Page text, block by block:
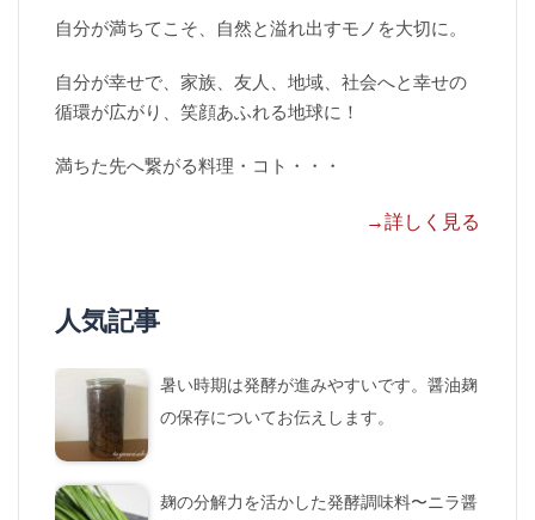
自分が満ちてこそ、自然と溢れ出すモノを大切に。
自分が幸せで、家族、友人、地域、社会へと幸せの
循環が広がり、笑顔あふれる地球に！
満ちた先へ繋がる料理・コト・・・
→詳しく見る
人気記事
暑い時期は発酵が進みやすいです。醤油麹
の保存についてお伝えします。
麹の分解力を活かした発酵調味料〜ニラ醤